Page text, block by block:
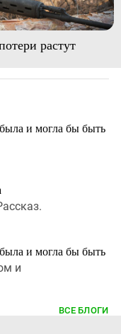
растут
и могла бы быть
и могла бы быть
и
ВСЕ БЛОГИ